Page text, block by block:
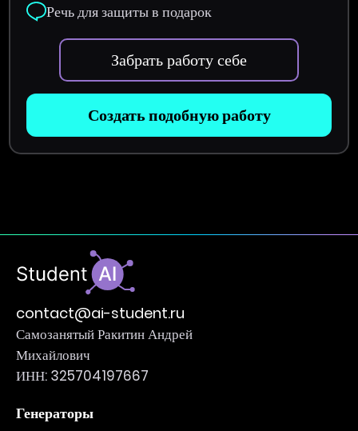
Речь для защиты в подарок
Забрать работу себе
Создать подобную работу
contact@ai-student.ru
Самозанятый Ракитин Андрей
Михайлович
ИНН: 325704197667
Генераторы